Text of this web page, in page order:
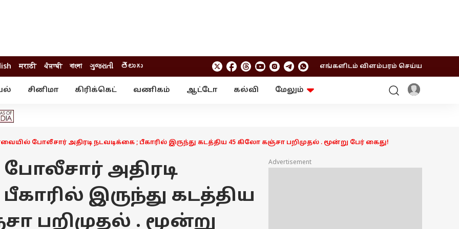
मराठी ਪੰਜਾਬੀ বাংলা ગુજરાતી తెలుగు எங்களிடம் விளம்பரம் செய்ய
சினிமா கிரிக்கெட் வணிகம் ஆட்டோ கல்வி
மேலும்
போலீசார் அதிரடி நடவடிக்கை ; பீகாரில் இருந்து கடத்திய 45 கிலோ கஞ்சா பறிமுதல் . மூன்று பேர் கைது!
அதிரடி
இருந்து கடத்திய
பறிமுதல் . மூன்று
Advertisement